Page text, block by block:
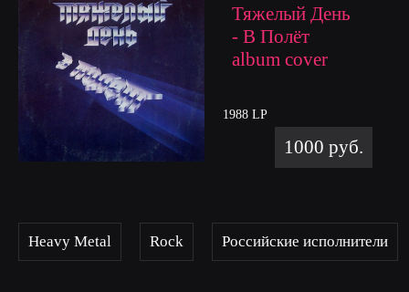
Тяжелый День
- В Полёт
album cover
1988 LP
1000 руб.
Heavy Metal Rock Российские исполнители